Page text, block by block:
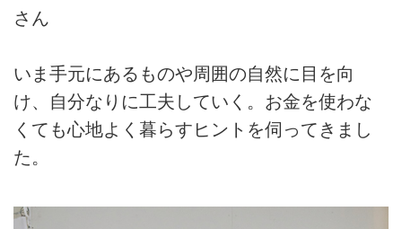
さん
いま手元にあるものや周囲の自然に目を向
け、自分なりに工夫していく。お金を使わな
くても心地よく暮らすヒントを伺ってきまし
た。